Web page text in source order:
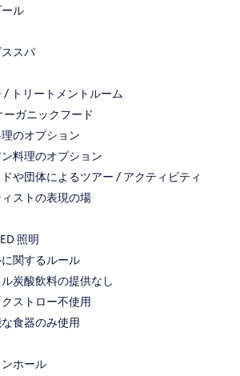
ル
スパ
/ トリートメントルーム
ーガニックフード
のオプション
料理のオプション
や団体によるツアー / アクティビティ
ストの表現の場
照明
関するルール
炭酸飲料の提供なし
ストロー不使用
食器のみ使用
ホール